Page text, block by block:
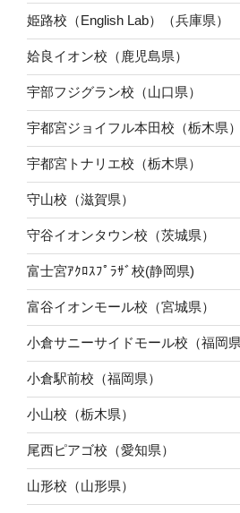
姫路校（English Lab）（兵庫県）
姶良イオン校（鹿児島県）
宇部フジグラン校（山口県）
宇都宮ジョイフル本田校（栃木県）
宇都宮トナリエ校（栃木県）
守山校（滋賀県）
守谷イオンタウン校（茨城県）
富士宮ｱｸﾛｽﾌﾟﾗｻﾞ校(静岡県)
富谷イオンモール校（宮城県）
小倉サニーサイドモール校（福岡県
小倉駅前校（福岡県）
小山校（栃木県）
尾西ピアゴ校（愛知県）
山形校（山形県）